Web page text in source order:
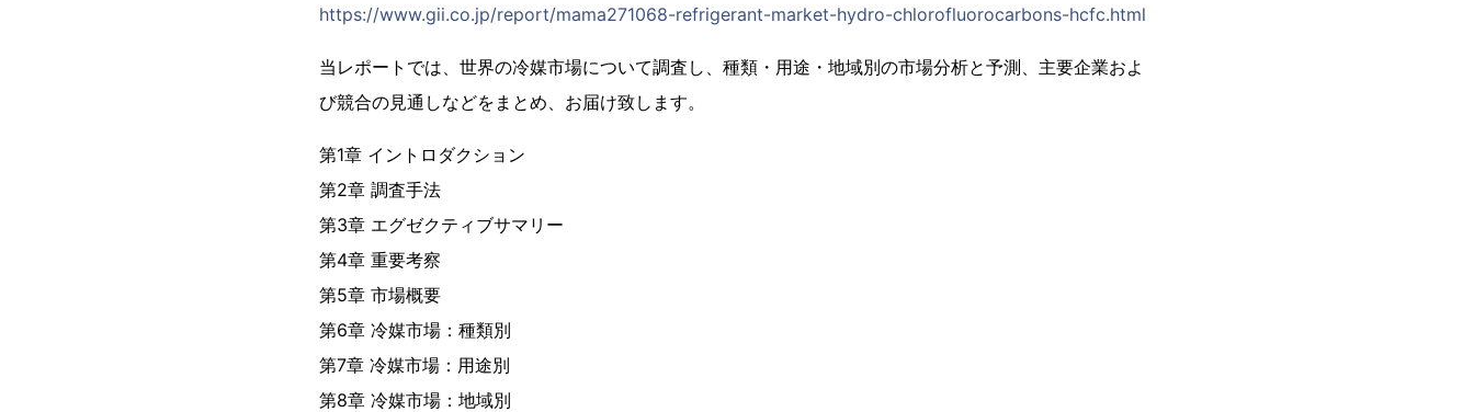
https://www.gii.co.jp/report/mama271068-refrigerant-market-hydro-chlorofluorocarbons-hcfc.html
当レポートでは、世界の冷媒市場について調査し、種類・用途・地域別の市場分析と予測、主要企業およ
び競合の見通しなどをまとめ、お届け致します。
第1章 イントロダクション
第2章 調査手法
第3章 エグゼクティブサマリー
第4章 重要考察
第5章 市場概要
第6章 冷媒市場：種類別
第7章 冷媒市場：用途別
第8章 冷媒市場：地域別